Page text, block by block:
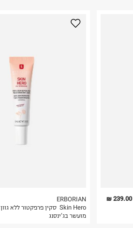
ERBORIAN
Skin Hero ‫ סקין פרפקטור ללא גוון
מועשר בג‘ינסנג
239.00 ₪